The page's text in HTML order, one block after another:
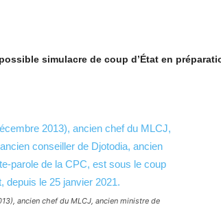
simulacre de coup d’État en
ancien chef du MLCJ, ancien ministre de